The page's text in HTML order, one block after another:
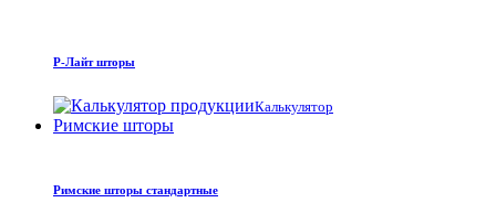
Р-Лайт шторы
Калькулятор
Римские шторы
Римские шторы стандартные